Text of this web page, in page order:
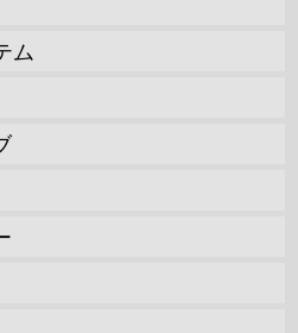
ム